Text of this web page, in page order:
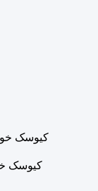
کیوسک خود سفارش با صفحه
کیوسک خود سفارش با